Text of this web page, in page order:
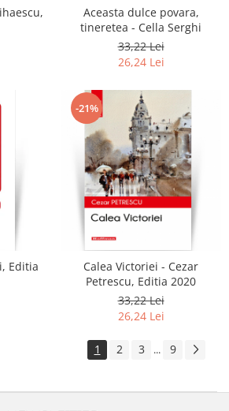
Aceasta dulce povara,
tineretea - Cella Serghi
33,22 Lei
26,24 Lei
Editia
-21%
Calea Victoriei - Cezar
Petrescu, Editia 2020
33,22 Lei
26,24 Lei
1 2 3 ... 9